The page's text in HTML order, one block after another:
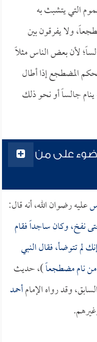
التي يتشبث به
ولا يفرقون بين
لأن بعض الناس مثلاً
المضطجع إذا أطال
ينام جالساً أو نحو ذلك
على من
عليه رضوان الله، أنه قال:
نفخ، وكان ساجداً فقام
لم تتوضأ، فقال النبي
من نام مضطجعاً)، حديث
وقد رواه الإمامأحمد